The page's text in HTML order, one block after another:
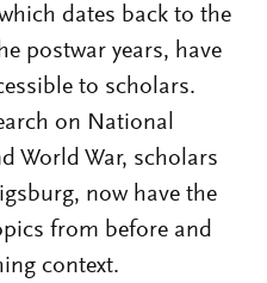
dates back to the
postwar years, have
to scholars.
on National
World War, scholars
now have the
from before and
context.